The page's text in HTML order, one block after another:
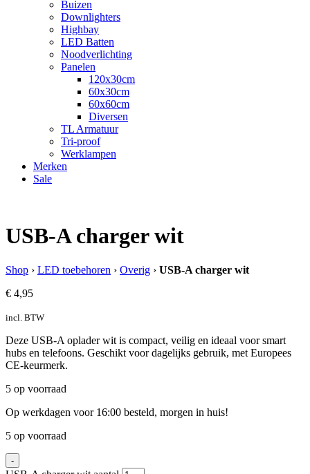
Buizen
Downlighters
Highbay
LED Batten
Noodverlichting
Panelen
120x30cm
60x30cm
60x60cm
Diversen
TL Armatuur
Tri-proof
Werklampen
Merken
Sale
USB-A charger wit
Shop › LED toebehoren › Overig › USB-A charger wit
€ 4,95
incl. BTW
Deze USB-A oplader wit is compact, veilig en ideaal voor smart
hubs en telefoons. Geschikt voor dagelijks gebruik, met Europees
CE-keurmerk.
5 op voorraad
Op werkdagen voor 16:00 besteld, morgen in huis!
5 op voorraad
-